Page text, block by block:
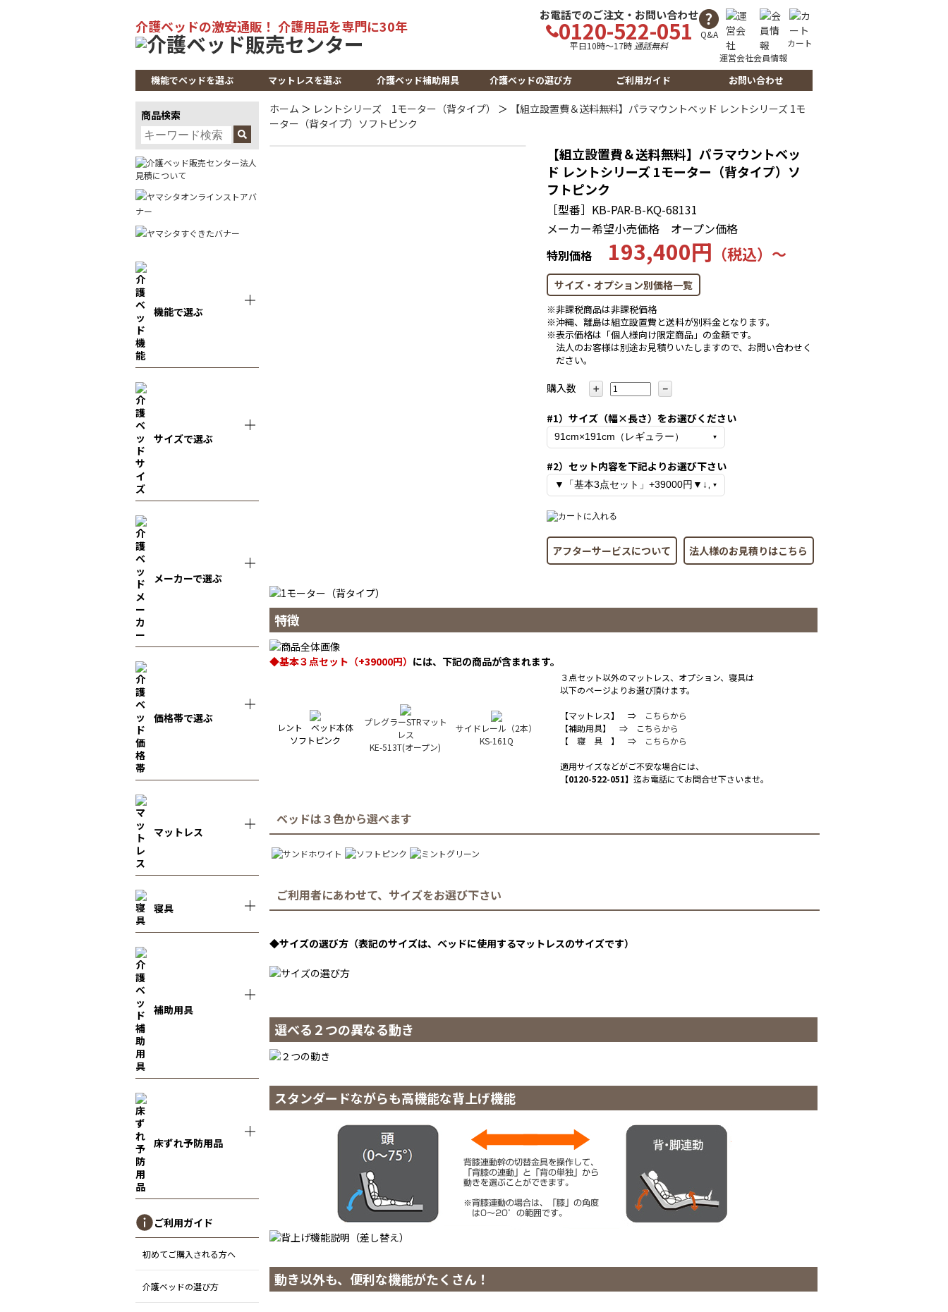
介護ベッドの激安通販！ 介護用品を専門に30年
お電話でのご注文・お問い合わせ
0120-522-051
平日10時～17時 通話無料
Q&A
運営会社会員情報
カート
機能でベッドを選ぶ マットレスを選ぶ 介護ベッド補助用具 介護ベッドの選び方 ご利用ガイド お問い合わせ
商品検索
機能で選ぶ
サイズで選ぶ
メーカーで選ぶ
価格帯で選ぶ
マットレス
寝具
補助用具
床ずれ予防用品
ご利用ガイド
初めてご購入される方へ
介護ベッドの選び方
ホーム ＞ レントシリーズ 1モーター（背タイプ） ＞
【組立設置費＆送料無料】パラマウントベッド レントシリーズ 1モ
ーター（背タイプ）ソフトピンク
【組立設置費＆送料無料】パラマウントベッ
ド レントシリーズ 1モーター（背タイプ）ソ
フトピンク
［型番］KB-PAR-B-KQ-68131
メーカー希望小売価格
オープン価格
特別価格
193,400円 （税込）～
サイズ・オプション別価格一覧
※非課税商品は非課税価格
※沖縄、離島は組立設置費と送料が別料金となります。
※表示価格は「個人様向け限定商品」の金額です。
法人のお客様は別途お見積りいたしますので、お問い合わせく
ださい。
購入数 ＋ －
#1）サイズ（幅×長さ）をお選びください
#2）セット内容を下記よりお選び下さい
アフターサービスについて 法人様のお見積りはこちら
特徴
◆基本３点セット（+39000円） には、下記の商品が含まれます。
レント ベッド本体
ソフトピンク
プレグラーSTRマット
レス
KE-513T(オープン)
サイドレール（2本）
KS-161Q
３点セット以外のマットレス、オプション、寝具は
以下のページよりお選び頂けます。
【マットレス】 ⇒
こちらから
【補助用具】 ⇒
こちらから
【 寝 具 】 ⇒
こちらから
適用サイズなどがご不安な場合には、
【0120-522-051】 迄お電話にてお問合せ下さいませ。
ベッドは３色から選べます
ご利用者にあわせて、サイズをお選び下さい
◆サイズの選び方（表記のサイズは、ベッドに使用するマットレスのサイズです）
選べる２つの異なる動き
スタンダードながらも高機能な背上げ機能
動き以外も、便利な機能がたくさん！